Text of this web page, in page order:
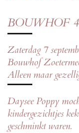
BOUWHOF
Zaterdag 7
Bouwhof
Alleen maar
Daysee Poppy
kindergezichtjes
geschminkt waren.